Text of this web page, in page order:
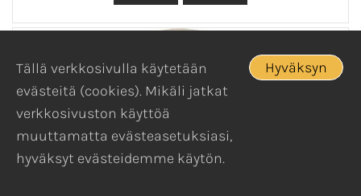
Tällä verkkosivulla käytetään
evästeitä (cookies). Mikäli jatkat
verkkosivuston käyttöä
muuttamatta evästeasetuksiasi,
hyväksyt evästeidemme käytön.
Hyväksyn